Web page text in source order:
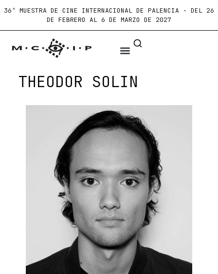
36ª MUESTRA DE CINE INTERNACIONAL DE PALENCIA · DEL 26
DE FEBRERO AL 6 DE MARZO DE 2027
THEODOR SOLIN